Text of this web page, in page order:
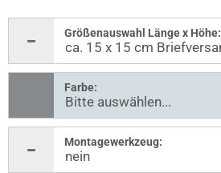
Größenauswahl Länge x Höhe:
Farbe:
Montagewerkzeug: